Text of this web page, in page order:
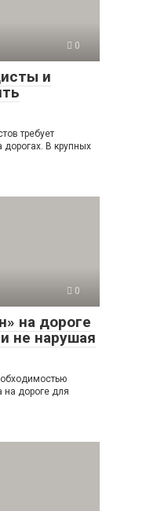
0
и
требует
В крупных
0
на дороге
не нарушая
дороге для